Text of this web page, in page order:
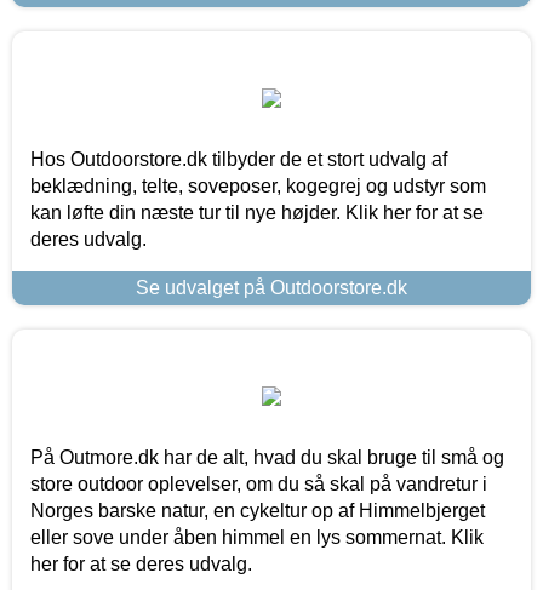
Hos Outdoorstore.dk tilbyder de et stort udvalg af
beklædning, telte, soveposer, kogegrej og udstyr som
kan løfte din næste tur til nye højder. Klik her for at se
deres udvalg.
Se udvalget på Outdoorstore.dk
På Outmore.dk har de alt, hvad du skal bruge til små og
store outdoor oplevelser, om du så skal på vandretur i
Norges barske natur, en cykeltur op af Himmelbjerget
eller sove under åben himmel en lys sommernat. Klik
her for at se deres udvalg.